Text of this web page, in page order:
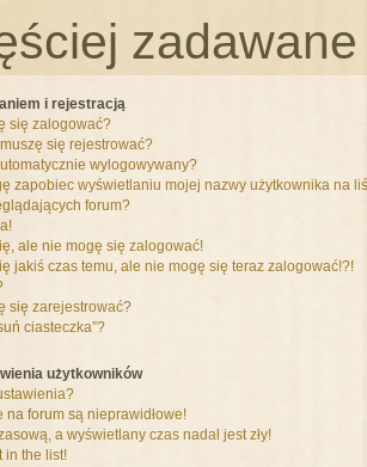
i rejestracją
się zalogować?
się rejestrować?
wylogowywany?
zapobiec wyświetlaniu mojej nazwy użytkownika na
forum?
ale nie mogę się zalogować!
jakiś czas temu, ale nie mogę się teraz zalogować!?!
się zarejestrować?
ciasteczka”?
użytkowników
na forum są nieprawidłowe!
a wyświetlany czas nadal jest zły!
in the list!